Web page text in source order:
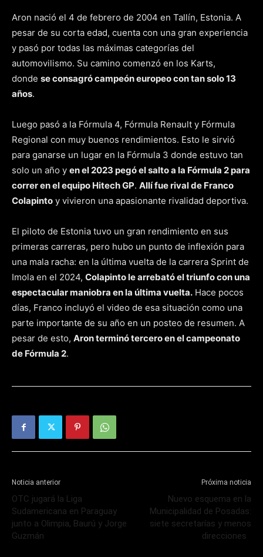
Aron nació el 4 de febrero de 2004 en Tallín, Estonia. A
pesar de su corta edad, cuenta con una gran experiencia
y pasó por todas las máximas categorías del
automovilismo. Su camino comenzó en los Karts,
donde se consagró campeón europeo con tan solo 13
años.
Luego pasó a la Fórmula 4, Fórmula Renault y Fórmula
Regional con muy buenos rendimientos. Esto le sirvió
para ganarse un lugar en la Fórmula 3 donde estuvo tan
solo un año y en el 2023 pegó el salto a la Fórmula 2 para
correr en el equipo Hitech GP. Allí fue rival de Franco
Colapinto y vivieron una apasionante rivalidad deportiva.
El piloto de Estonia tuvo un gran rendimiento en sus
primeras carreras, pero hubo un punto de inflexión para
una mala racha: en la última vuelta de la carrera Sprint de
Imola en el 2024, Colapinto le arrebató el triunfo con una
espectacular maniobra en la última vuelta. Hace pocos
días, Franco incluyó el video de esa situación como una
parte importante de su año en un posteo de resumen. A
pesar de esto, Aron terminó tercero en el campeonato
de Fórmula 2.
Noticia anterior
OTC jugará la Liga
Sudamericana en Paraguay
junto a Olimpia, Baurú y Jorge
Guzmán
Próxima noticia
Nuevo esquema en la
Municipalidad de Posadas:
siete secretarías y menos
direcciones